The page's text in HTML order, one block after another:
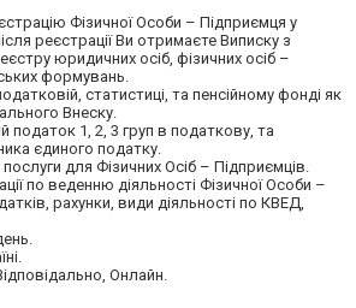
Фізичної Особи – Підприємця у
реєстрації Ви отримаєте Виписку з
юридичних осіб, фізичних осіб –
формувань.
статистиці, та пенсійному фонді як
Внеску.
податок 1, 2, 3 груп в податкову, та
єдиного податку.
для Фізичних Осіб – Підприємців.
по веденню діяльності Фізичної Особи –
рахунки, види діяльності по КВЕД,
Онлайн.